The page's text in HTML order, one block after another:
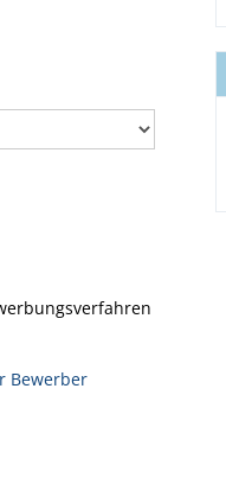
Bewerber